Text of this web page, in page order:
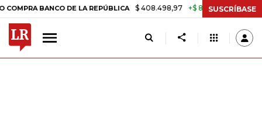
DE LA REPÚBLICA $ 408.498,97 +$ 8.753,81 +2,19% TASA
SUSCRÍBASE